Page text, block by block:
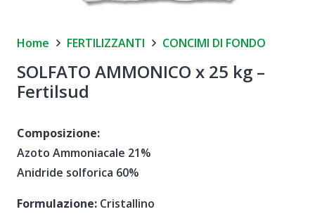
Home FERTILIZZANTI CONCIMI DI FONDO
SOLFATO AMMONICO x 25 kg –
Fertilsud
Composizione:
Azoto Ammoniacale 21%
Anidride solforica 60%
Formulazione: Cristallino